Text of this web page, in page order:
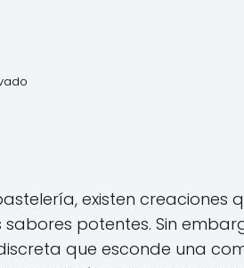
existen creaciones
potentes. Sin
que esconde una